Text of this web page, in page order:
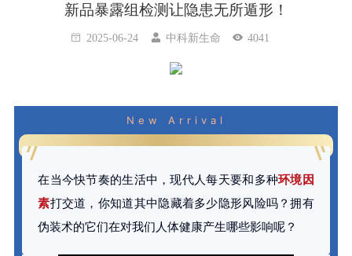
新品暴露组检测让隐患无所遁形！
2025-06-24 中科新生命 4041
New Arrival
在当今快节奏的生活中，现代人每天要和多种环境因
素打交道，你知道其中隐藏着多少隐形风险吗？拥有
伪装术的它们在对我们人体健康产生哪些影响呢？